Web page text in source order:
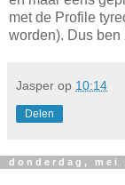
met de Profile
worden). Dus
Jasper op 10:14
Delen
donderdag, mei